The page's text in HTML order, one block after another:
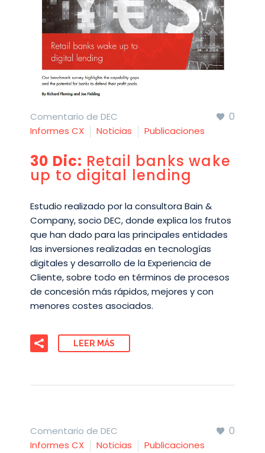
0
Comentario de DEC
Informes CX
Noticias Publicaciones
30 Dic: Retail banks wake
up to digital lending
Estudio realizado por la consultora Bain &
Company, socio DEC, donde explica los frutos
que han dado para las principales entidades
las inversiones realizadas en tecnologías
digitales y desarrollo de la Experiencia de
Cliente, sobre todo en términos de procesos
de concesión más rápidos, mejores y con
menores costes asociados.
LEER MÁS
0
Comentario de DEC
Informes CX
Noticias Publicaciones